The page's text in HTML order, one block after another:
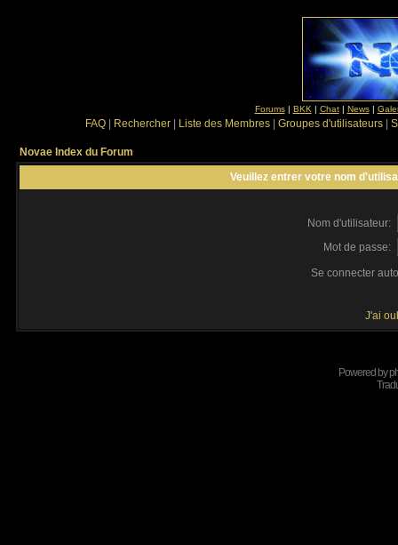
Forums| BKK | Chat| News|
FAQ Rechercher Liste des Membres Groupes d'utilisateurs
Novae Index du Forum
Veuillez entrer votre nom
Nom d'utilisateur:
Mot de passe:
Se connecter
J'ai
Powered by